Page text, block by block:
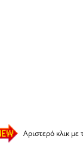
Αριστερό κλικ